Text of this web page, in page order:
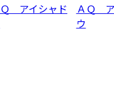
アイシャド
ＡＱ
ウ